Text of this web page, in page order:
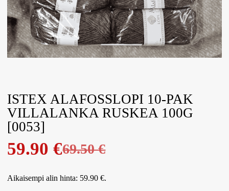
ISTEX ALAFOSSLOPI 10-PAK
VILLALANKA RUSKEA 100G
[0053]
69.50€
59.90€
Aikaisempi alin hinta: 59.90€.